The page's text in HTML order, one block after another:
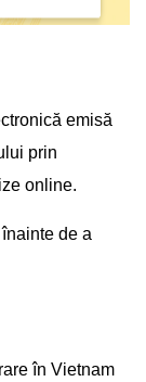
emisă
prin
online.
de a
în Vietnam